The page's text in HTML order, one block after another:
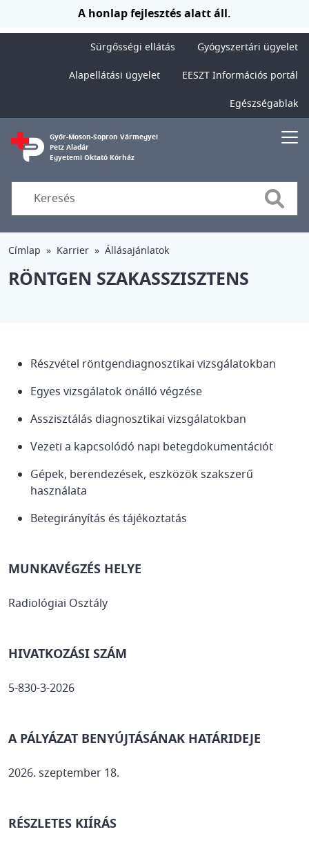
Ugrás a tartalomraA honlap fejlesztés alatt áll.
Sürgősségi ellátás
Gyógyszertári ügyelet
Alapellátási ügyelet
EESZT Információs portál
Egészségablak
Győr-Moson-Sopron Vármegyei
Petz Aladár
Egyetemi Oktató Kórház
Search
Címlap Karrier Állásajánlatok
RÖNTGEN SZAKASSZISZTENS
Részvétel röntgendiagnosztikai vizsgálatokban
Egyes vizsgálatok önálló végzése
Asszisztálás diagnosztikai vizsgálatokban
Vezeti a kapcsolódó napi betegdokumentációt
Gépek, berendezések, eszközök szakszerű
használata
Betegirányítás és tájékoztatás
MUNKAVÉGZÉS HELYE
Radiológiai Osztály
HIVATKOZÁSI SZÁM
5-830-3-2026
A PÁLYÁZAT BENYÚJTÁSÁNAK HATÁRIDEJE
2026. szeptember 18.
RÉSZLETES KIÍRÁS